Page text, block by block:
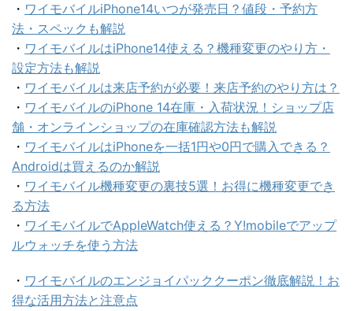
・ ワイモバイルiPhone14いつが発売日？値段・予約方
法・スペックも解説
・ ワイモバイルはiPhone14使える？機種変更のやり方・
設定方法も解説
・ ワイモバイルは来店予約が必要！来店予約のやり方は？
・ ワイモバイルのiPhone 14在庫・入荷状況！ショップ店
舗・オンラインショップの在庫確認方法も解説
・ ワイモバイルはiPhoneを一括1円や0円で購入できる？
Androidは買えるのか解説
・ ワイモバイル機種変更の裏技5選！お得に機種変更でき
る方法
・ ワイモバイルでAppleWatch使える？Y!mobileでアップ
ルウォッチを使う方法
・ ワイモバイルのエンジョイパッククーポン徹底解説！お
得な活用方法と注意点